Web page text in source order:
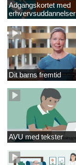
Adgangskortet med
erhvervsuddannelser
Dit barns fremtid
AVU med tekster